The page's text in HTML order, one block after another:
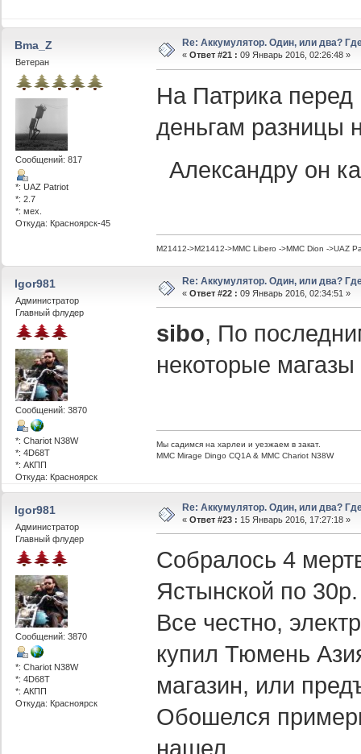
Bma_Z
Ветеран
Сообщений: 817
*: UAZ Patriot
*: 2.7
*: мех.
Откуда: Красноярск-45
Re: Аккумулятор. Один, или два?
« Ответ #21 : 09 Январь 2016, 02:26:48 »
На Патрика перед
деньгам разницы
Александру он
M21412->M21412->MMC Libero ->MMC Dion ->UAZ
Igor981
Администратор
Главный флудер
Сообщений: 3870
*: Chariot N38W
*: 4D68T
*: АКПП
Откуда: Красноярск
Re: Аккумулятор. Один, или два?
« Ответ #22 : 09 Январь 2016, 02:34:51 »
sibo, По
некоторые
Мы садимся на харлеи и уезжаем в закат.
ММС Mirage Dingo CQ1A & MMC Chariot N38W
Igor981
Администратор
Главный флудер
Сообщений: 3870
*: Chariot N38W
*: 4D68T
*: АКПП
Откуда: Красноярск
Re: Аккумулятор. Один, или два?
« Ответ #23 : 15 Январь 2016, 17:27:18 »
Собралось 4
Ястынской по
Все честно,
купил Тюмень
магазин, или
Обошелся
нашел.